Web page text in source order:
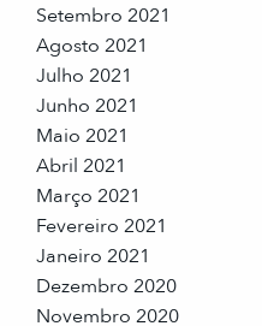
Setembro 2021
Agosto 2021
Julho 2021
Junho 2021
Maio 2021
Abril 2021
Março 2021
Fevereiro 2021
Janeiro 2021
Dezembro 2020
Novembro 2020